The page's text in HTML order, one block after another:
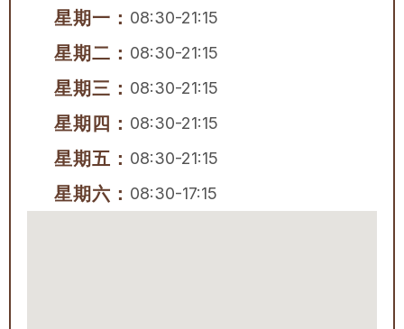
星期一： 08:30-21:15
星期二： 08:30-21:15
星期三： 08:30-21:15
星期四： 08:30-21:15
星期五： 08:30-21:15
星期六： 08:30-17:15